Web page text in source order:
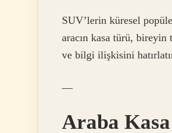
SUV’lerin küresel
aracın kasa türü,
ve bilgi ilişkisini
—
Araba